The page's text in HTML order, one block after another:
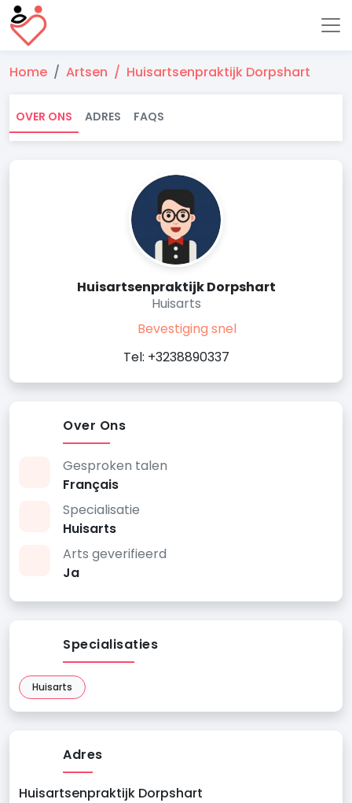
Home Artsen Huisartsenpraktijk Dorpshart
OVER ONS ADRES FAQS
Huisartsenpraktijk Dorpshart
Huisarts
Bevestiging snel
Tel: +3238890337
Over Ons
Gesproken talen
Français
Specialisatie
Huisarts
Arts geverifieerd
Ja
Specialisaties
Huisarts
Adres
Huisartsenpraktijk Dorpshart